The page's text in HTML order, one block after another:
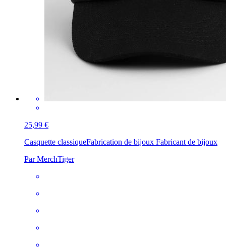
25,99 €
Casquette classiqueFabrication de bijoux Fabricant de bijoux
Par MerchTiger